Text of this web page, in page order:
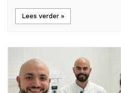
Lees verder »